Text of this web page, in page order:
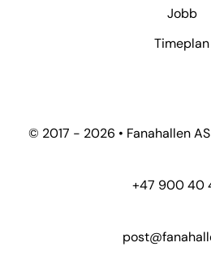
Jobb
Timeplan
© 2017 - 2026 • Fanahallen
+47 900 40